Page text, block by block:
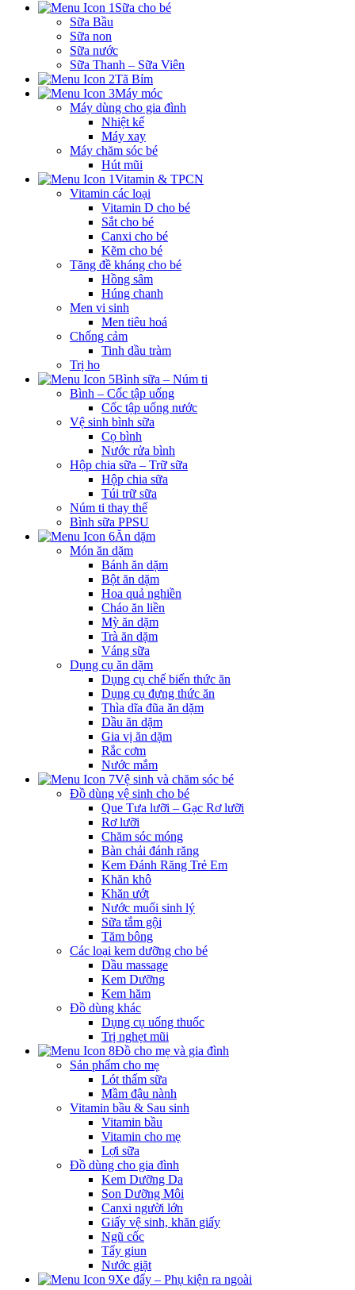
Sữa cho bé
Sữa Bầu
Sữa non
Sữa nước
Sữa Thanh – Sữa Viên
Tã Bỉm
Máy móc
Máy dùng cho gia đình
Nhiệt kế
Máy xay
Máy chăm sóc bé
Hút mũi
Vitamin & TPCN
Vitamin các loại
Vitamin D cho bé
Sắt cho bé
Canxi cho bé
Kẽm cho bé
Tăng đề kháng cho bé
Hồng sâm
Húng chanh
Men vi sinh
Men tiêu hoá
Chống cảm
Tinh dầu tràm
Trị ho
Bình sữa – Núm ti
Bình – Cốc tập uống
Cốc tập uống nước
Vệ sinh bình sữa
Cọ bình
Nước rửa bình
Hộp chia sữa – Trữ sữa
Hộp chia sữa
Túi trữ sữa
Núm ti thay thế
Bình sữa PPSU
Ăn dặm
Món ăn dặm
Bánh ăn dặm
Bột ăn dặm
Hoa quả nghiền
Cháo ăn liền
Mỳ ăn dặm
Trà ăn dặm
Váng sữa
Dụng cụ ăn dặm
Dụng cụ chế biến thức ăn
Dụng cụ đựng thức ăn
Thìa dĩa đũa ăn dặm
Dầu ăn dặm
Gia vị ăn dặm
Rắc cơm
Nước mắm
Vệ sinh và chăm sóc bé
Đồ dùng vệ sinh cho bé
Que Tưa lưỡi – Gạc Rơ lưỡi
Rơ lưỡi
Chăm sóc móng
Bàn chải đánh răng
Kem Đánh Răng Trẻ Em
Khăn khô
Khăn ướt
Nước muối sinh lý
Sữa tắm gội
Tăm bông
Các loại kem dưỡng cho bé
Dầu massage
Kem Dưỡng
Kem hăm
Đồ dùng khác
Dụng cụ uống thuốc
Trị nghẹt mũi
Đồ cho mẹ và gia đình
Sản phẩm cho mẹ
Lót thấm sữa
Mầm đậu nành
Vitamin bầu & Sau sinh
Vitamin bầu
Vitamin cho mẹ
Lợi sữa
Đồ dùng cho gia đình
Kem Dưỡng Da
Son Dưỡng Môi
Canxi người lớn
Giấy vệ sinh, khăn giấy
Ngũ cốc
Tẩy giun
Nước giặt
Xe đẩy – Phụ kiện ra ngoài